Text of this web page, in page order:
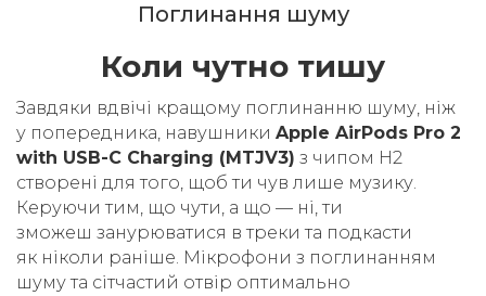
Поглинання шуму
Коли чутно тишу
Завдяки вдвічі кращому поглинанню шуму, ніж
у попередника, навушники Apple AirPods Pro 2
with USB-C Charging (MTJV3) з чипом H2
створені для того, щоб ти чув лише музику.
Керуючи тим, що чути, а що — ні, ти
зможеш занурюватися в треки та подкасти
як ніколи раніше. Мікрофони з поглинанням
шуму та сітчастий отвір оптимально